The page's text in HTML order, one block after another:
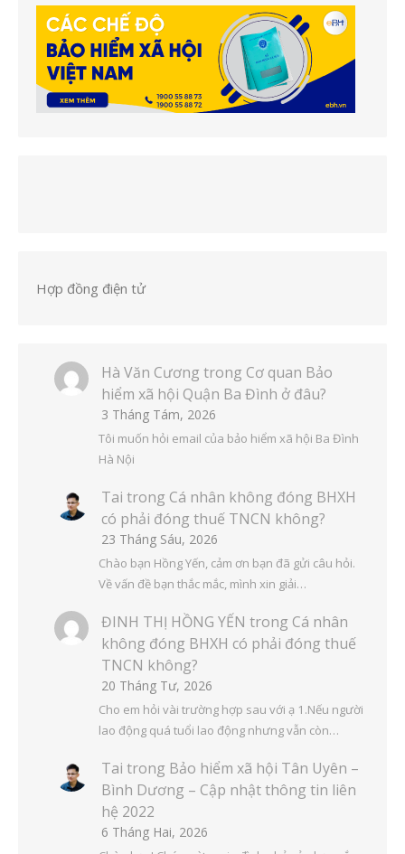
Hợp đồng điện tử
Hà Văn Cương trong Cơ quan Bảo
hiểm xã hội Quận Ba Đình ở đâu?
3 Tháng Tám, 2026
Tôi muốn hỏi email của bảo hiểm xã hội Ba Đình
Hà Nội
Tai trong Cá nhân không đóng BHXH
có phải đóng thuế TNCN không?
23 Tháng Sáu, 2026
Chào bạn Hồng Yến, cảm ơn bạn đã gửi câu hỏi.
Về vấn đề bạn thắc mắc, mình xin giải…
ĐINH THỊ HỒNG YẾN trong Cá nhân
không đóng BHXH có phải đóng thuế
TNCN không?
20 Tháng Tư, 2026
Cho em hỏi vài trường hợp sau với ạ 1.Nếu người
lao động quá tuổi lao động nhưng vẫn còn…
Tai trong Bảo hiểm xã hội Tân Uyên –
Bình Dương – Cập nhật thông tin liên
hệ 2022
6 Tháng Hai, 2026